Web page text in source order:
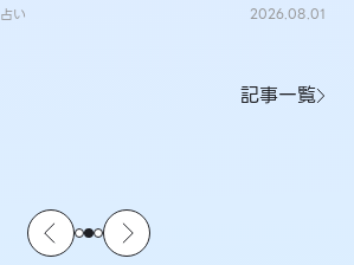
占い 2026.08.01
記事一覧